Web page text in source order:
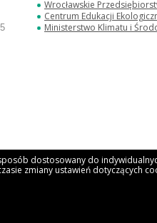
dostosowany do
zmiany ustawień dotyczących
Wrocławskie Przedsiębiorstwo
Centrum Edukacji
Ministerstwo Klimatu i